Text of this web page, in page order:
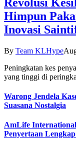
Himpun
Inovasi
By Team KLHype
Peningkatan kes
yang tinggi di
Warong Jendela
Suasana Nostalgia
AmLife
Penyertaan